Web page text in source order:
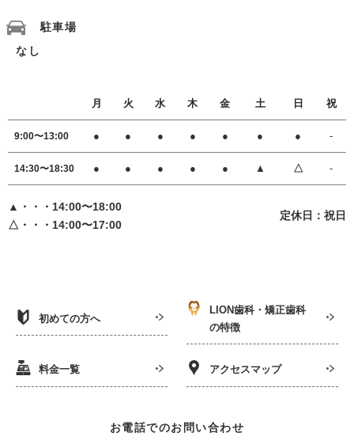
初めての方へ
LION歯科・矯正歯科
の特徴
料金一覧 アクセスマップ
駐車場
なし
月 火 水 木 金 土 日 祝
9:00〜13:00 ● ● ● ● ● ● ● -
14:30〜18:30 ● ● ● ● ● ▲ △ -
▲・・・14:00〜18:00
△・・・14:00〜17:00
定休日：祝日
お電話でのお問い合わせ